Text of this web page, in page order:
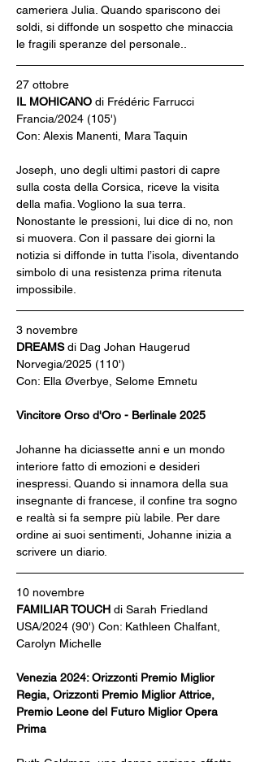
cameriera Julia. Quando spariscono dei
soldi, si diffonde un sospetto che minaccia
le fragili speranze del personale..
27 ottobre
IL MOHICANO di Frédéric Farrucci
Francia/2024 (105')
Con: Alexis Manenti, Mara Taquin
Joseph, uno degli ultimi pastori di capre
sulla costa della Corsica, riceve la visita
della mafia. Vogliono la sua terra.
Nonostante le pressioni, lui dice di no, non
si muovera. Con il passare dei giorni la
notizia si diffonde in tutta l’isola, diventando
simbolo di una resistenza prima ritenuta
impossibile.
3 novembre
DREAMS di Dag Johan Haugerud
Norvegia/2025 (110')
Con: Ella Øverbye, Selome Emnetu
Vincitore Orso d'Oro - Berlinale 2025
Johanne ha diciassette anni e un mondo
interiore fatto di emozioni e desideri
inespressi. Quando si innamora della sua
insegnante di francese, il confine tra sogno
e realtà si fa sempre più labile. Per dare
ordine ai suoi sentimenti, Johanne inizia a
scrivere un diario.
10 novembre
FAMILIAR TOUCH di Sarah Friedland
USA/2024 (90') Con: Kathleen Chalfant,
Carolyn Michelle
Venezia 2024: Orizzonti Premio Miglior
Regia, Orizzonti Premio Miglior Attrice,
Premio Leone del Futuro Miglior Opera
Prima